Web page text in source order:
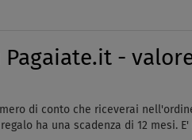
-
di conto che riceverai
ha una scadenza di 12 mesi. E'